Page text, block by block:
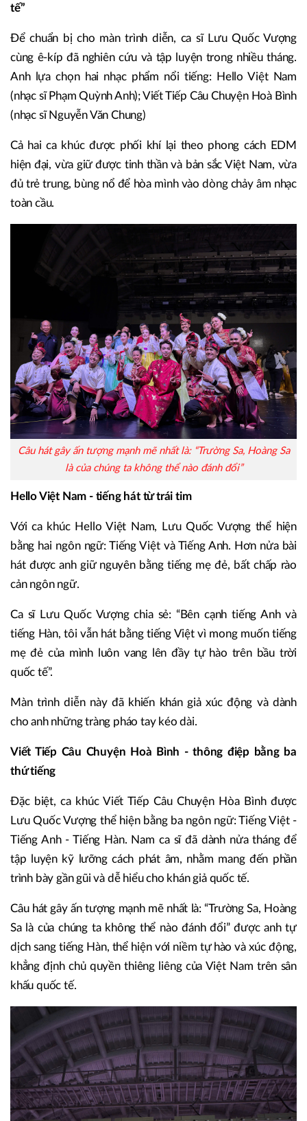
tế”
Để chuẩn bị cho màn trình diễn, ca sĩ Lưu Quốc Vượng
cùng ê-kíp đã nghiên cứu và tập luyện trong nhiều tháng.
Anh lựa chọn hai nhạc phẩm nổi tiếng: Hello Việt Nam
(nhạc sĩ Phạm Quỳnh Anh); Viết Tiếp Câu Chuyện Hoà Bình
(nhạc sĩ Nguyễn Văn Chung)
Cả hai ca khúc được phối khí lại theo phong cách EDM
hiện đại, vừa giữ được tinh thần và bản sắc Việt Nam, vừa
đủ trẻ trung, bùng nổ để hòa mình vào dòng chảy âm nhạc
toàn cầu.
Câu hát gây ấn tượng mạnh mẽ nhất là: “Trường Sa, Hoàng Sa
là của chúng ta không thể nào đánh đổi”
Hello Việt Nam - tiếng hát từ trái tim
Với ca khúc Hello Việt Nam, Lưu Quốc Vượng thể hiện
bằng hai ngôn ngữ: Tiếng Việt và Tiếng Anh. Hơn nửa bài
hát được anh giữ nguyên bằng tiếng mẹ đẻ, bất chấp rào
cản ngôn ngữ.
Ca sĩ Lưu Quốc Vượng chia sẻ: “Bên cạnh tiếng Anh và
tiếng Hàn, tôi vẫn hát bằng tiếng Việt vì mong muốn tiếng
mẹ đẻ của mình luôn vang lên đầy tự hào trên bầu trời
quốc tế”.
Màn trình diễn này đã khiến khán giả xúc động và dành
cho anh những tràng pháo tay kéo dài.
Viết Tiếp Câu Chuyện Hoà Bình - thông điệp bằng ba
thứ tiếng
Đặc biệt, ca khúc Viết Tiếp Câu Chuyện Hòa Bình được
Lưu Quốc Vượng thể hiện bằng ba ngôn ngữ: Tiếng Việt -
Tiếng Anh - Tiếng Hàn. Nam ca sĩ đã dành nửa tháng để
tập luyện kỹ lưỡng cách phát âm, nhằm mang đến phần
trình bày gần gũi và dễ hiểu cho khán giả quốc tế.
Câu hát gây ấn tượng mạnh mẽ nhất là: “Trường Sa, Hoàng
Sa là của chúng ta không thể nào đánh đổi” được anh tự
dịch sang tiếng Hàn, thể hiện với niềm tự hào và xúc động,
khẳng định chủ quyền thiêng liêng của Việt Nam trên sân
khấu quốc tế.